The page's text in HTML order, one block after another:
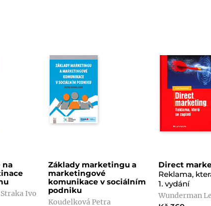
na
Ivo
Základy marketingu a
marketingové
komunikace v sociálním
podniku
Koudelková Petra
Direct
Reklama,
1. vydání
Wunderman